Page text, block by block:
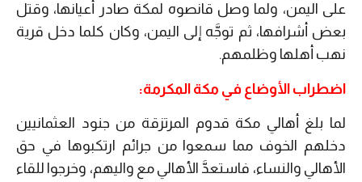
على اليمن، ولما وصل قانصوه لمكة صادر أعيانها، وقتل
بعض أشرافها، ثم توجَّه إلى اليمن، وكان كلما دخل قرية
نهب أهلها وظلمهم.
اضطراب الأوضاع في مكة المكرمة:
لما بلغ أهالي مكة قدوم المرتزقة من جنود العثمانيين
دخلهم الخوف مما سمعوا من جرائم ارتكبوها في حق
الأهالي والنساء، فاستعدَّ الأهالي مع واليهم، وخرجوا للقاء